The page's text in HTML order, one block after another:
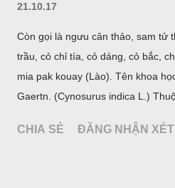
21.10.17
Còn gọi là ngưu cân thảo, sam tử
trầu, cỏ chỉ tía, cỏ dáng, cỏ bắc,
mia pak kouay (Lào). Tên khoa
Gaertn. (Cynosurus indica L.)
CHIA SẺ ĐĂNG NHẬN XÉT